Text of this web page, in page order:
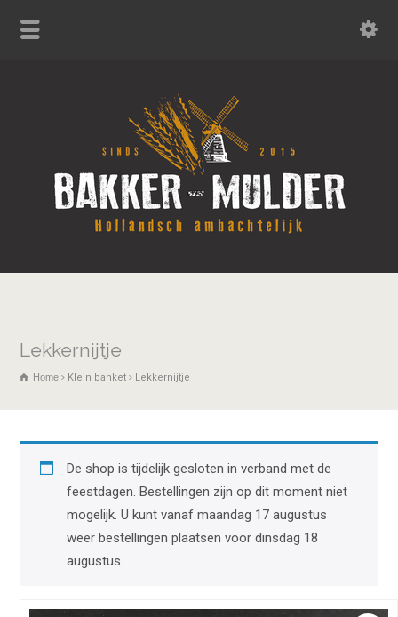
Lekkernijtje
Home Klein banket Lekkernijtje
De shop is tijdelijk gesloten in verband met de
feestdagen. Bestellingen zijn op dit moment niet
mogelijk. U kunt vanaf maandag 17 augustus
weer bestellingen plaatsen voor dinsdag 18
augustus.